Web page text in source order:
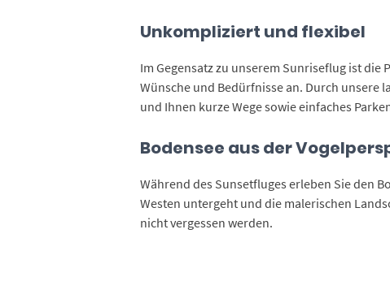
Unkompliziert und flexibel
Im Gegensatz zu unserem Sunriseflug ist
Wünsche und Bedürfnisse an. Durch unsere
und Ihnen kurze Wege sowie einfaches
Bodensee aus der
Während des Sunsetfluges erleben Sie den
Westen untergeht und die malerischen
nicht vergessen werden.